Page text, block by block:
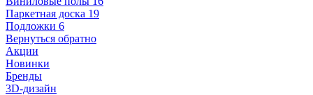
Паркетная доска 19
Подложки 6
Вернуться обратно
Акции
Новинки
Бренды
3D-дизайн